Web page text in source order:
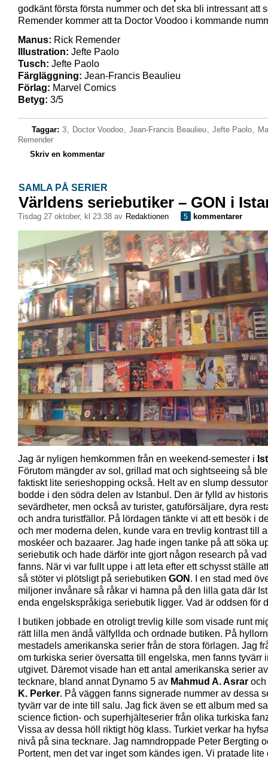
godkänt första första nummer och det ska bli intressant att
Remender kommer att ta Doctor Voodoo i kommande
Manus: Rick Remender
Illustration: Jefte Paolo
Tusch: Jefte Paolo
Färgläggning: Jean-Francis Beaulieu
Förlag: Marvel Comics
Betyg: 3/5
Taggar: 3, Doctor Voodoo, Jean-Francis Beaulieu, Jefte Paolo,
Remender
Skriv en kommentar
SAMLA PÅ SERIER
Världens seriebutiker – GON i
tisdag 27 oktober, kl 23:38 av Redaktionen 5 kommentarer
Jag är nyligen hemkommen från en weekend-semester i
Förutom mängder av sol, grillad mat och sightseeing så
faktiskt lite serieshopping också. Helt av en slump
bodde i den södra delen av Istanbul. Den är fylld av
sevärdheter, men också av turister, gatuförsäljare, dyra
och andra turistfällor. På lördagen tänkte vi att ett besök i
och mer moderna delen, kunde vara en trevlig kontrast till
moskéer och bazaarer. Jag hade ingen tanke på att söka
seriebutik och hade därför inte gjort någon research på
fanns. När vi var fullt uppe i att leta efter ett schysst ställe
så stöter vi plötsligt på seriebutiken GON . I en stad med
miljoner invånare så råkar vi hamna på den lilla gata där
enda engelskspråkiga seriebutik ligger. Vad är oddsen för
I butiken jobbade en otroligt trevlig kille som visade runt
rätt lilla men ändå välfyllda och ordnade butiken. På
mestadels amerikanska serier från de stora förlagen. Jag
om turkiska serier översatta till engelska, men fanns tyvärr
utgivet. Däremot visade han ett antal amerikanska serier
tecknare, bland annat Dynamo 5 av Mahmud A. Asrar
K. Perker. På väggen fanns signerade nummer av dessa
tyvärr var de inte till salu. Jag fick även se ett album med
science fiction- och superhjälteserier från olika turkiska
Vissa av dessa höll riktigt hög klass. Turkiet verkar ha
nivå på sina tecknare. Jag namndroppade Peter Bergting
Portent, men det var inget som kändes igen. Vi pratade lite